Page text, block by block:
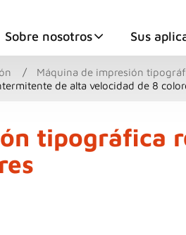
Sobre nosotros Sus
Máquina de impresión
de alta velocidad de 8